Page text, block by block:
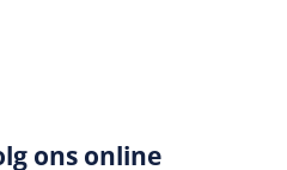
ons online